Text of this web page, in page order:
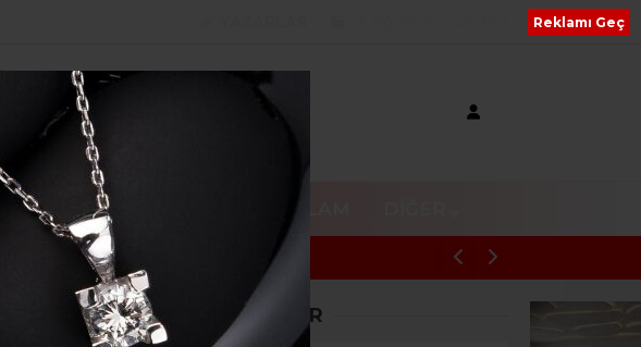
HABER ARŞIV RESMI REKLAM
CHP MECLİS ÜYELERİNDEN
SON HABERLER
Reklamı Geç